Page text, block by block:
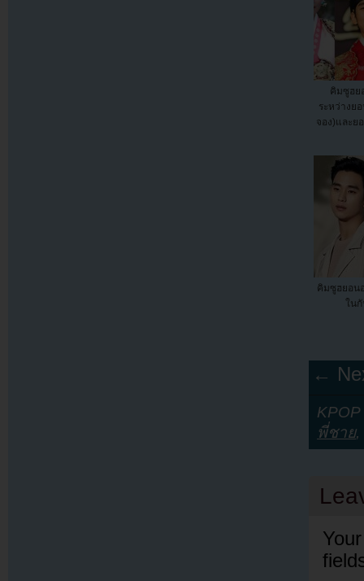
คิมซูฮย
ระหว่างย
จอง)และย
คิมซูฮยอน
ใน
←
พี่ชาย,